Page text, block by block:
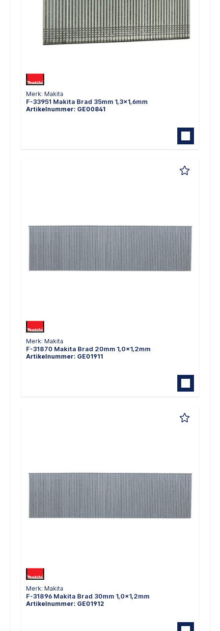
Merk: Makita
F-33951 Makita Brad 35mm 1,3x1,6mm
Artikelnummer: GE00841
Merk: Makita
F-31870 Makita Brad 20mm 1,0x1,2mm
Artikelnummer: GE01911
Merk: Makita
F-31896 Makita Brad 30mm 1,0x1,2mm
Artikelnummer: GE01912